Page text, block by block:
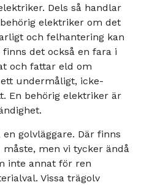
Dels så handlar
elektriker om det
och felhantering kan
det också en fara i
och fattar eld om
undermåligt, icke-
En behörig elektriker är
golvläggare. Där finns
men vi tycker ändå
inte annat för ren
Vissa trägolv